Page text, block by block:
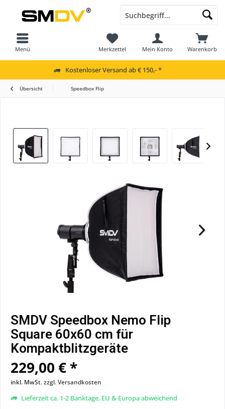
Menü Warenkorb
Merkzettel Mein Konto
Kostenloser Versand ab € 150,- *
Übersicht Speedbox Flip
SMDV Speedbox Nemo Flip
Square 60x60 cm für
Kompaktblitzgeräte
229,00 € *
inkl. MwSt.zzgl. Versandkosten
Lieferzeit ca. 1-2 Banktage, EU & Europa abweichend